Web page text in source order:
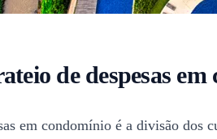
de despesas
em condomínio é a divisão dos